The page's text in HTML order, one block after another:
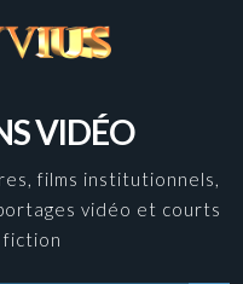
VIDÉO
films institutionnels,
vidéo et courts
fiction